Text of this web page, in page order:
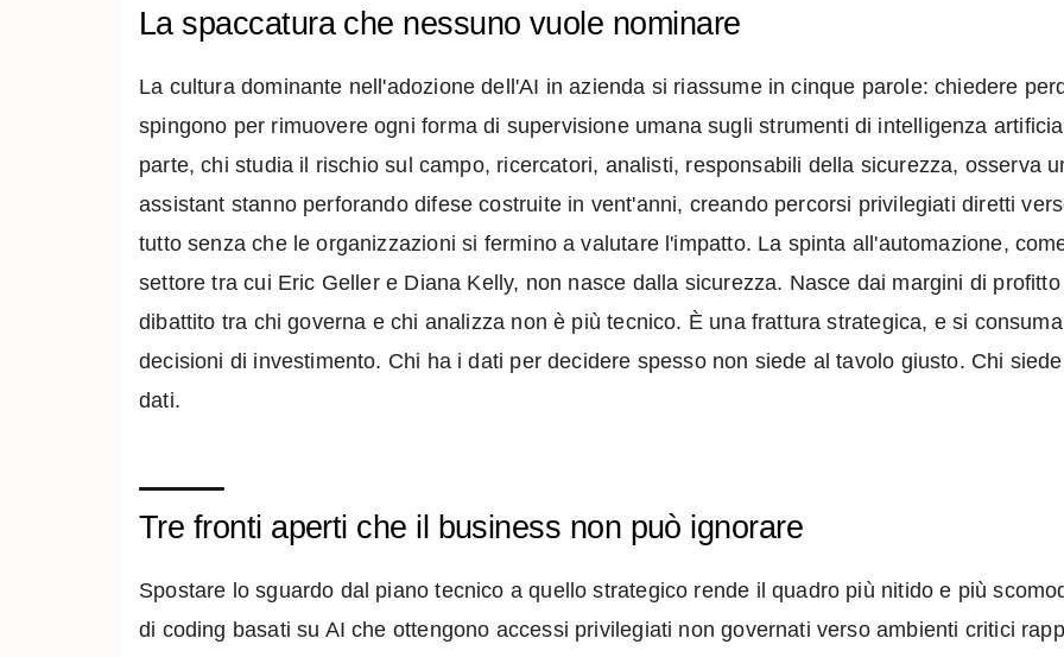
La spaccatura che nessuno vuole nominare
La cultura dominante nell'adozione dell'AI in azienda si riassume in cinque parole: chiedere
spingono per rimuovere ogni forma di supervisione umana sugli strumenti di intelligenza
parte, chi studia il rischio sul campo, ricercatori, analisti, responsabili della sicurezza, osserva
assistant stanno perforando difese costruite in vent'anni, creando percorsi privilegiati diretti
tutto senza che le organizzazioni si fermino a valutare l'impatto. La spinta all'automazione,
settore tra cui Eric Geller e Diana Kelly, non nasce dalla sicurezza. Nasce dai margini di
dibattito tra chi governa e chi analizza non è più tecnico. È una frattura strategica, e si
decisioni di investimento. Chi ha i dati per decidere spesso non siede al tavolo giusto. Chi
dati.
Tre fronti aperti che il business non può ignorare
Spostare lo sguardo dal piano tecnico a quello strategico rende il quadro più nitido e più
di coding basati su AI che ottengono accessi privilegiati non governati verso ambienti critici